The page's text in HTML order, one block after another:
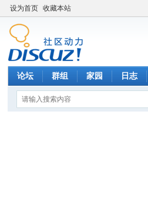
设为首页 收藏本站
论坛 群组 家园 日志